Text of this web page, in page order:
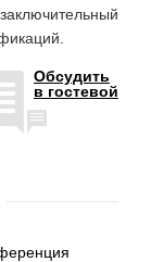
Обсудить
в гостевой